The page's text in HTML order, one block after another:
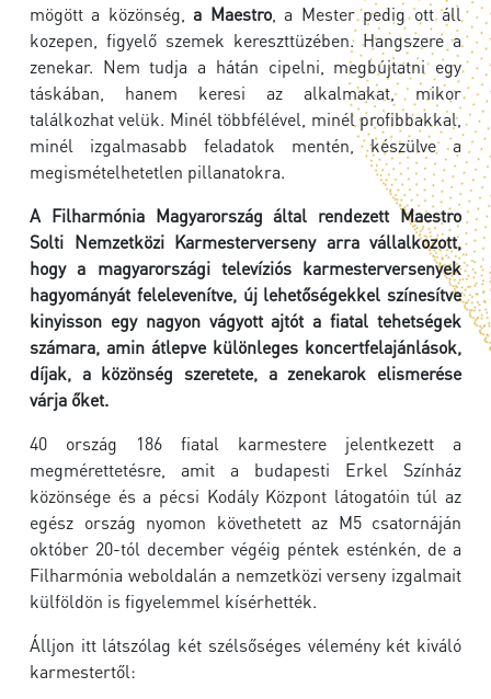
mögött a közönség,a Maestro, a Mester pedig ott áll
kozepen, figyelő szemek kereszttüzében. Hangszere a
zenekar. Nem tudja a hátán cipelni, megbújtatni egy
táskában, hanem keresi az alkalmakat, mikor
találkozhat velük. Minél többfélével, minél profibbakkal,
minél izgalmasabb feladatok mentén, készülve a
megismételhetetlen pillanatokra.
A Filharmónia Magyarország által rendezett Maestro
Solti Nemzetközi Karmesterverseny arra vállalkozott,
hogy a magyarországi televíziós karmesterversenyek
hagyományát felelevenítve, új lehetőségekkel színesítve
kinyisson egy nagyon vágyott ajtót a fiatal tehetségek
számara, amin átlepve különleges koncertfelajánlások,
díjak, a közönség szeretete, a zenekarok elismerése
várja őket.
40 ország 186 fiatal karmestere jelentkezett a
megmérettetésre, amit a budapesti Erkel Színház
közönsége és a pécsi Kodály Központ látogatóin túl az
egész ország nyomon követhetett az M5 csatornáján
október 20-tól december végéig péntek esténkén, de a
Filharmónia weboldalán a nemzetközi verseny izgalmait
külföldön is figyelemmel kísérhették.
Álljon itt látszólag két szélsőséges vélemény két kiváló
karmestertől: